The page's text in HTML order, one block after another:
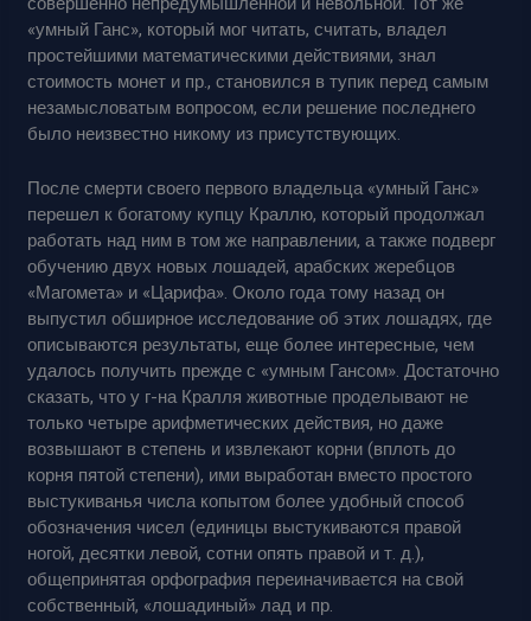
«умный Ганс», который мог читать, считать, владел
простейшими математическими действиями, знал
стоимость монет и пр., становился в тупик перед самым
незамысловатым вопросом, если решение последнего
было неизвестно никому из присутствующих.
После смерти своего первого владельца «умный Ганс»
перешел к богатому купцу Краллю, который продолжал
работать над ним в том же направлении, а также подверг
обучению двух новых лошадей, арабских жеребцов
«Магомета» и «Царифа». Около года тому назад он
выпустил обширное исследование об этих лошадях, где
описываются результаты, еще более интересные, чем
удалось получить прежде с «умным Гансом». Достаточно
сказать, что у г-на Кралля животные проделывают не
только четыре арифметических действия, но даже
возвышают в степень и извлекают корни (вплоть до
корня пятой степени), ими выработан вместо простого
выстукиванья числа копытом более удобный способ
обозначения чисел (единицы выстукиваются правой
ногой, десятки левой, сотни опять правой и т. д.),
общепринятая орфография переиначивается на свой
собственный, «лошадиный» лад и пр.